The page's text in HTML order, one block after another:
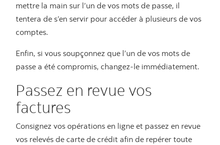
mettre la main sur l’un de vos mots de passe, il
tentera de s’en servir pour accéder à plusieurs de vos
comptes.
Enfin, si vous soupçonnez que l’un de vos mots de
passe a été compromis, changez-le immédiatement.
Passez en revue vos
factures
Consignez vos opérations en ligne et passez en revue
vos relevés de carte de crédit afin de repérer toute